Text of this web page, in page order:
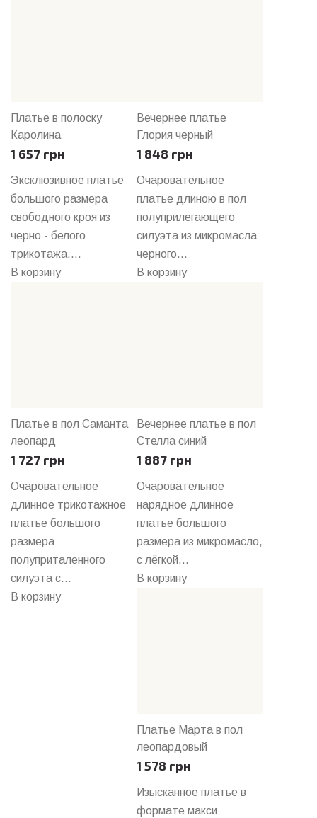
Платье в полоску
Каролина
1 657 грн
Эксклюзивное платье
большого размера
свободного кроя из
черно - белого
трикотажа....
В корзину
Платье в пол Саманта
леопард
1 727 грн
Очаровательное
длинное трикотажное
платье большого
размера
полуприталенного
силуэта с...
В корзину
Вечернее платье
Глория черный
1 848 грн
Очаровательное
платье длиною в пол
полуприлегающего
силуэта из микромасла
черного...
В корзину
Вечернее платье в пол
Стелла синий
1 887 грн
Очаровательное
нарядное длинное
платье большого
размера из микромасло,
с лёгкой...
В корзину
Платье Марта в пол
леопардовый
1 578 грн
Изысканное платье в
формате макси